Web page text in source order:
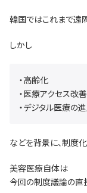
韓国ではこれまで遠
しかし
・高齢化
・医療アクセス改善
・デジタル医療の
などを背景に、制度
美容医療自体は
今回の制度議論の直